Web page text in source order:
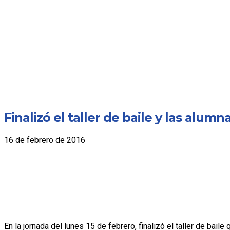
Finalizó el taller de baile y las
16 de febrero de 2016
En la jornada del lunes 15 de febrero, finalizó el taller de